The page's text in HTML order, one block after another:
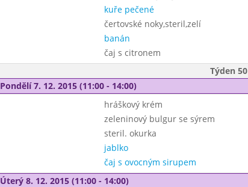
kuře pečené
čertovské noky,steril,zelí
banán
čaj s citronem
Týden 50
Pondělí 7. 12. 2015 (11:00 - 14:00)
hráškový krém
zeleninový bulgur se sýrem
steril. okurka
jablko
čaj s ovocným sirupem
Úterý 8. 12. 2015 (11:00 - 14:00)